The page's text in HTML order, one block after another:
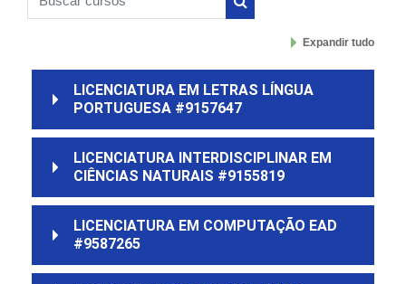
Buscar cursos
Expandir tudo
LICENCIATURA EM LETRAS LÍNGUA
PORTUGUESA #9157647
LICENCIATURA INTERDISCIPLINAR EM
CIÊNCIAS NATURAIS #9155819
LICENCIATURA EM COMPUTAÇÃO EAD
#9587265